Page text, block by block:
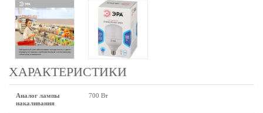
ХАРАКТЕРИСТИКИ
Аналог лампы
накаливания
700 Вт